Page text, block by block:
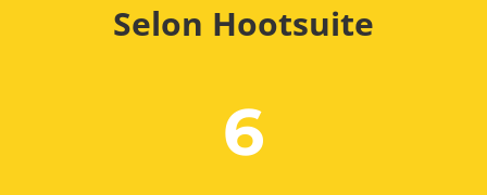
Selon Hootsuite
6